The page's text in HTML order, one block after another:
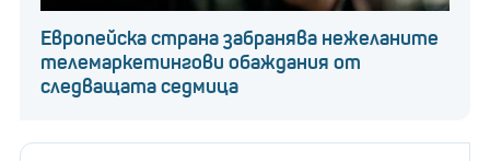
Европейска страна забранява нежеланите
телемаркетингови обаждания от
следващата седмица